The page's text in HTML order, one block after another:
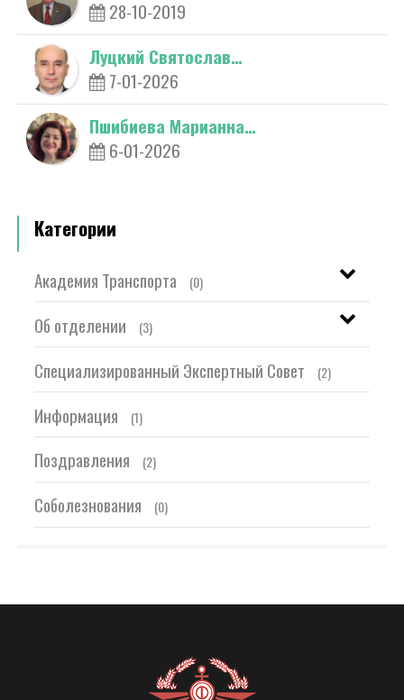
28-10-2019
Луцкий Святослав…
7-01-2026
Пшибиева Марианна…
6-01-2026
Категории
Академия Транспорта (0)
Об отделении (3)
Специализированный Экспертный Совет (2)
Информация (1)
Поздравления (2)
Соболезнования (0)